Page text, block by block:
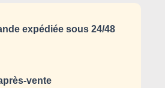
expédiée sous 24/48
vente